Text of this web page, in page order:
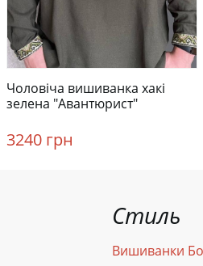
Чоловіча вишиванка хакі
зелена "Авантюрист"
3240 грн
Стиль
Вишиванки